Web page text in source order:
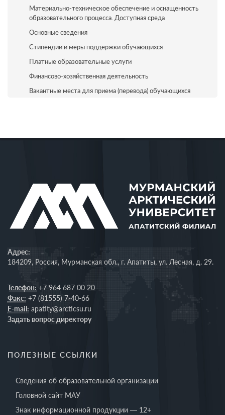
Материально-техническое обеспечение и оснащенность
образовательного процесса. Доступная среда
Основные сведения
Стипендии и меры поддержки обучающихся
Платные образовательные услуги
Финансово-хозяйственная деятельность
Вакантные места для приема (перевода) обучающихся
Адрес:
184209, Россия, Мурманская обл., г. Апатиты, ул. Лесная, д. 29.
Телефон: +7 964 687 00 20
Факс: +7 (81555) 7-40-66
E-mail: apatity@arcticsu.ru
Задать вопрос директору
ПОЛЕЗНЫЕ ССЫЛКИ
Сведения об образовательной организации
Головной сайт МАУ
Знак информационной продукции — 12+